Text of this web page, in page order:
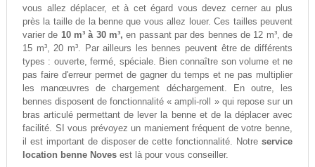
vous allez déplacer, et à cet égard vous devez cerner au plus
près la taille de la benne que vous allez louer. Ces tailles peuvent
varier de 10 m³ à 30 m³, en passant par des bennes de 12 m³, de
15 m³, 20 m³. Par ailleurs les bennes peuvent être de différents
types : ouverte, fermé, spéciale. Bien connaître son volume et ne
pas faire d'erreur permet de gagner du temps et ne pas multiplier
les manœuvres de chargement déchargement. En outre, les
bennes disposent de fonctionnalité « ampli-roll » qui repose sur un
bras articulé permettant de lever la benne et de la déplacer avec
facilité. SI vous prévoyez un maniement fréquent de votre benne,
il est important de disposer de cette fonctionnalité. Notreservice
location benne Novesest là pour vous conseiller.